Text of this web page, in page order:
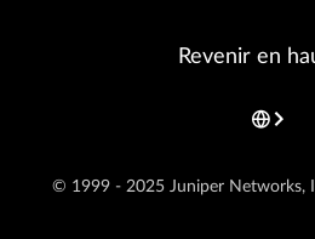
© 1999 - 2025 Juniper Networks,
Revenir en